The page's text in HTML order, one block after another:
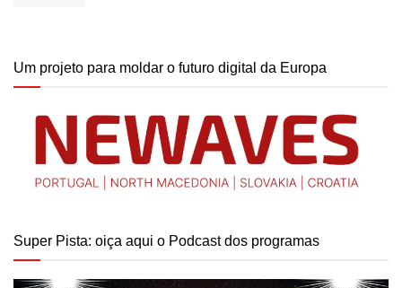
Um projeto para moldar o futuro digital da Europa
Super Pista: oiça aqui o Podcast dos programas